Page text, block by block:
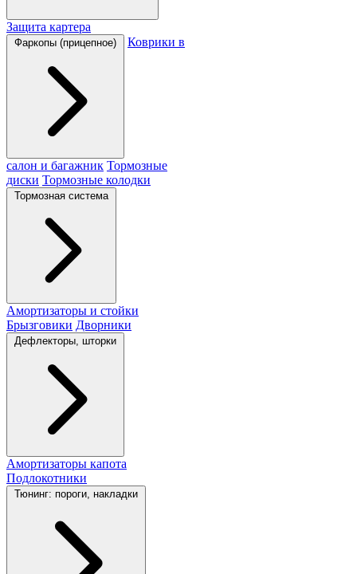
Защита картера
Фаркопы (прицепное) Коврики в
салон и багажник Тормозные
диски Тормозные колодки
Тормозная система
Амортизаторы и стойки
Брызговики Дворники
Дефлекторы, шторки
Амортизаторы капота
Подлокотники
Тюнинг: пороги, накладки